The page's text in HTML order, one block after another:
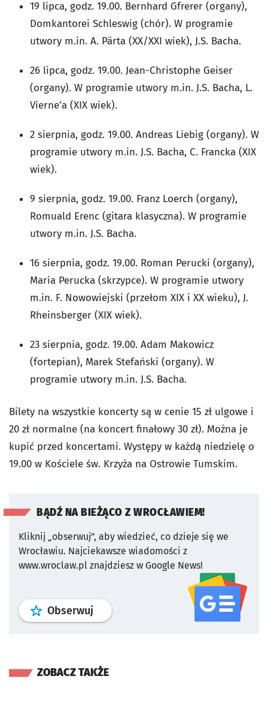
19 lipca, godz. 19.00. Bernhard Gfrerer (organy),
Domkantorei Schleswig (chór). W programie
utwory m.in. A. Pärta (XX/XXI wiek), J.S. Bacha.
26 lipca, godz. 19.00. Jean-Christophe Geiser
(organy). W programie utwory m.in. J.S. Bacha, L.
Vierne’a (XIX wiek).
2 sierpnia, godz. 19.00. Andreas Liebig (organy). W
programie utwory m.in. J.S. Bacha, C. Francka (XIX
wiek).
9 sierpnia, godz. 19.00. Franz Loerch (organy),
Romuald Erenc (gitara klasyczna). W programie
utwory m.in. J.S. Bacha.
16 sierpnia, godz. 19.00. Roman Perucki (organy),
Maria Perucka (skrzypce). W programie utwory
m.in. F. Nowowiejski (przełom XIX i XX wieku), J.
Rheinsberger (XIX wiek).
23 sierpnia, godz. 19.00. Adam Makowicz
(fortepian), Marek Stefański (organy). W
programie utwory m.in. J.S. Bacha.
Bilety na wszystkie koncerty są w cenie 15 zł ulgowe i
20 zł normalne (na koncert finałowy 30 zł). Można je
kupić przed koncertami. Występy w każdą niedzielę o
19.00 w Kościele św. Krzyża na Ostrowie Tumskim.
BĄDŹ NA BIEŻĄCO Z WROCŁAWIEM!
Kliknij „obserwuj”, aby wiedzieć, co dzieje się we
Wrocławiu. Najciekawsze wiadomości z
www.wroclaw.pl znajdziesz w Google News!
Obserwuj profil serwisu
ZOBACZ TAKŻE